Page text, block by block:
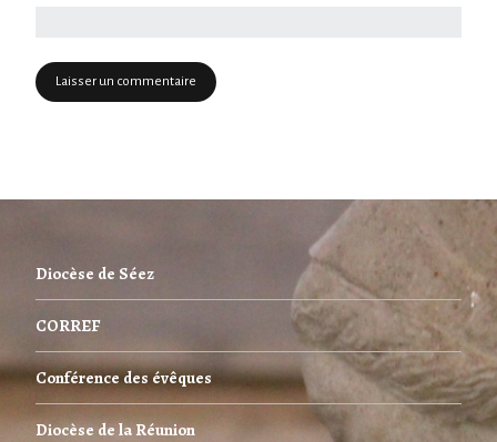
Diocèse de Séez
CORREF
Conférence des évêques
Diocèse de la Réunion